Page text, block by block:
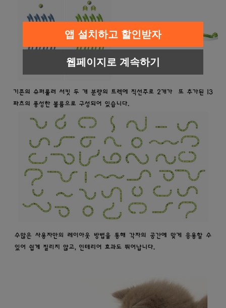
구매
앱 설치하고 할인받자
웹페이지로 계속하기